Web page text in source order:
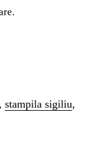
, stampila sigiliu,